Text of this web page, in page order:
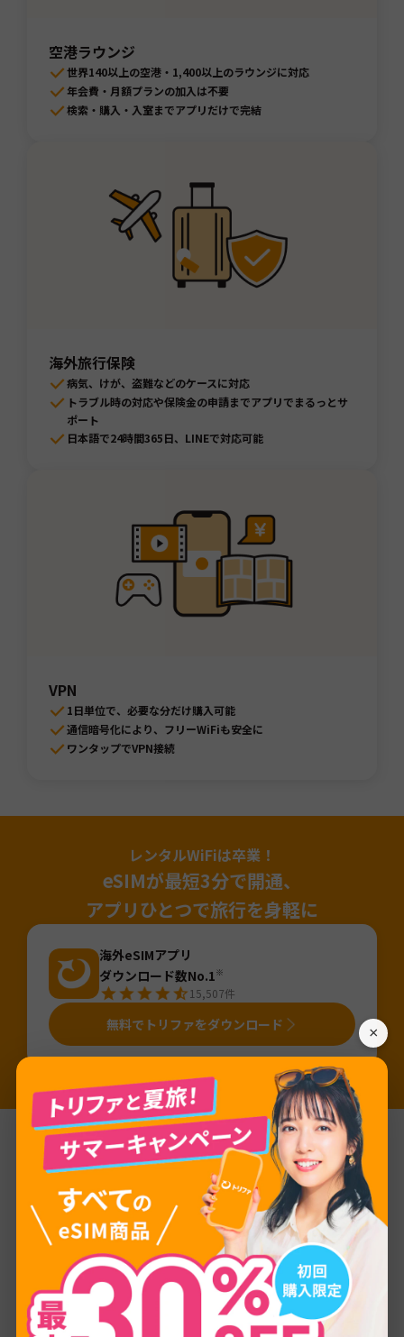
空港ラウンジ
世界140以上の空港・1,400以上のラウンジに対応
年会費・月額プランの加入は不要
検索・購入・入室までアプリだけで完結
海外旅行保険
病気、けが、盗難などのケースに対応
トラブル時の対応や保険金の申請までアプリでまるっとサ
ポート
日本語で24時間365日、LINEで対応可能
VPN
1日単位で、必要な分だけ購入可能
通信暗号化により、フリーWiFiも安全に
ワンタップでVPN接続
レンタルWiFiは卒業！
eSIMが最短3分で開通、
アプリひとつで旅行を身軽に
海外eSIMアプリ
ダウンロード数No.1※
15,507件
無料でトリファをダウンロード
※国内「旅行用eSIMアプリ」のDL数（2025年4月～2026年3月・iOS&Android合算値・AppTweak調べ）。「旅行」カテゴリから旅行用eSIMアプ
リ（アプリ名か説明に「eSIM」が含まれるアプリ）を当社にて抽出しDL数を算出。
基本情報
ネットワーク Docomo Pacific
プロバイダー LTE/4G/5G
通信量 1GB/ 3GB /5GB 10GB/20GB 30GB/80GB/
無制限
×